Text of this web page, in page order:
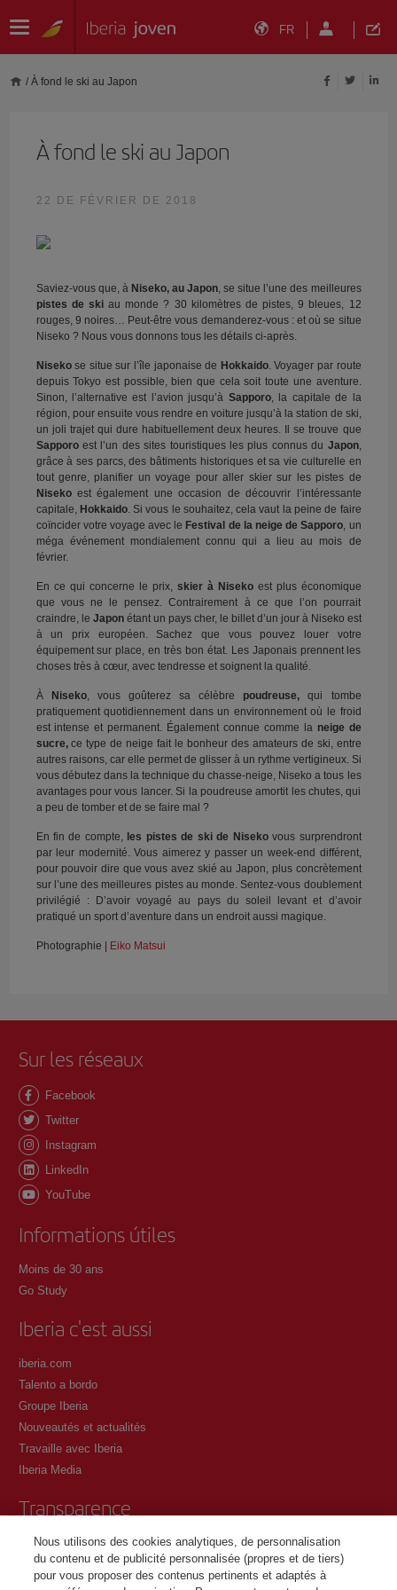
FR
/ À fond le ski au Japon
À fond le ski au Japon
22 DE FÉVRIER DE 2018
Saviez-vous que, à Niseko, au Japon, se situe l’une des meilleures
pistes de skiau monde ? 30 kilomètres de pistes, 9 bleues, 12
rouges, 9 noires… Peut-être vous demanderez-vous : et où se situe
Niseko ? Nous vous donnons tous les détails ci-après.
Nisekose situe sur l’île japonaise de Hokkaido. Voyager par route
depuis Tokyo est possible, bien que cela soit toute une aventure.
Sinon, l’alternative est l’avion jusqu’à Sapporo, la capitale de la
région, pour ensuite vous rendre en voiture jusqu’à la station de ski,
un joli trajet qui dure habituellement deux heures. Il se trouve que
Sapporoest l’un des sites touristiques les plus connus du Japon,
grâce à ses parcs, des bâtiments historiques et sa vie culturelle en
tout genre, planifier un voyage pour aller skier sur les pistes de
Nisekoest également une occasion de découvrir l’intéressante
capitale, Hokkaido. Si vous le souhaitez, cela vaut la peine de faire
coïncider votre voyage avec le Festival de la neige de Sapporo, un
méga événement mondialement connu qui a lieu au mois de
février.
En ce qui concerne le prix, skier à Niseko est plus économique
que vous ne le pensez. Contrairement à ce que l’on pourrait
craindre, le Japonétant un pays cher, le billet d’un jour à Niseko est
à un prix européen. Sachez que vous pouvez louer votre
équipement sur place, en très bon état. Les Japonais prennent les
choses très à cœur, avec tendresse et soignent la qualité.
À Niseko, vous goûterez sa célèbre poudreuse, qui tombe
pratiquement quotidiennement dans un environnement où le froid
est intense et permanent. Également connue comme la neige de
sucre,ce type de neige fait le bonheur des amateurs de ski, entre
autres raisons, car elle permet de glisser à un rythme vertigineux. Si
vous débutez dans la technique du chasse-neige, Niseko a tous les
avantages pour vous lancer. Si la poudreuse amortit les chutes, qui
a peu de tomber et de se faire mal ?
En fin de compte, les pistes de ski de Nisekovous surprendront
par leur modernité. Vous aimerez y passer un week-end différent,
pour pouvoir dire que vous avez skié au Japon, plus concrètement
sur l’une des meilleures pistes au monde. Sentez-vous doublement
privilégié : D’avoir voyagé au pays du soleil levant et d’avoir
pratiqué un sport d’aventure dans un endroit aussi magique.
Photographie | Eiko Matsui
Sur les réseaux
Facebook
Twitter
Instagram
LinkedIn
YouTube
Informations útiles
Moins de 30 ans
Go Study
Iberia c'est aussi
iberia.com
Talento a bordo
Groupe Iberia
Nouveautés et actualités
Travaille avec Iberia
Iberia Media
Transparence
Conditions générales du programme Iberia Club
Conditions d'inscription sur iberia.com
Politique de protection des données personnelles
Nous utilisons des cookies analytiques, de personnalisation
du contenu et de publicité personnalisée (propres et de tiers)
pour vous proposer des contenus pertinents et adaptés à